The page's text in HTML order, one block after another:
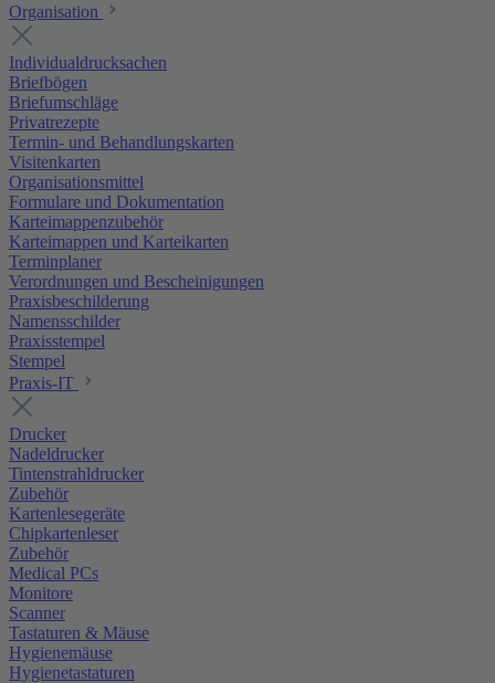
Organisation
Individualdrucksachen
Briefbögen
Briefumschläge
Privatrezepte
Termin- und Behandlungskarten
Visitenkarten
Organisationsmittel
Formulare und Dokumentation
Karteimappenzubehör
Karteimappen und Karteikarten
Terminplaner
Verordnungen und Bescheinigungen
Praxisbeschilderung
Namensschilder
Praxisstempel
Stempel
Praxis-IT
Drucker
Nadeldrucker
Tintenstrahldrucker
Zubehör
Kartenlesegeräte
Chipkartenleser
Zubehör
Medical PCs
Monitore
Scanner
Tastaturen & Mäuse
Hygienemäuse
Hygienetastaturen